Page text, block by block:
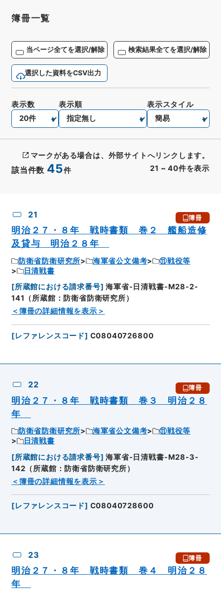
簿冊一覧
当ページ全てを選択/解除 検索結果全てを選択/解除
選択した資料をCSV出力
該当件数 45件 21 ~ 40件を表示
表示数 表示順 表示スタイル
マークがある場合は、外部サイトへリンクします。
21 簿冊
明治２７・８年 戦時書類 巻２ 艦船造修
及貸与 明治２８年
防衛省防衛研究所 海軍省公文備考
⑪戦役等
日清戦書
[所蔵館における請求番号] 海軍省-日清戦書-M28-2-
141（所蔵館：防衛省防衛研究所）
＜簿冊の詳細情報を表示＞
[レファレンスコード] C08040726800
22 簿冊
明治２７・８年 戦時書類 巻３ 明治２８
年
防衛省防衛研究所 海軍省公文備考
⑪戦役等
日清戦書
[所蔵館における請求番号] 海軍省-日清戦書-M28-3-
142（所蔵館：防衛省防衛研究所）
＜簿冊の詳細情報を表示＞
[レファレンスコード] C08040728600
23 簿冊
明治２７・８年 戦時書類 巻４ 明治２８
年